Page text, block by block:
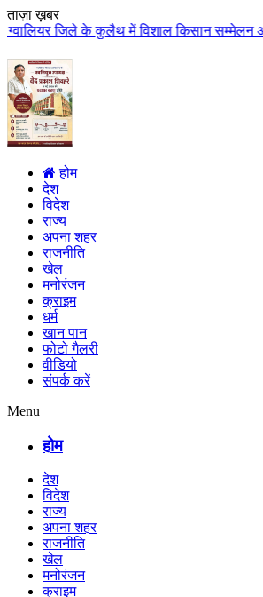
ताज़ा ख़बर
किसान सम्मेलन आयोजित लगभग
होम
देश
विदेश
राज्य
अपना शहर
राजनीति
खेल
मनोरंजन
क्राइम
धर्म
खान पान
फोटो गैलरी
वीडियो
संपर्क करें
Menu
होम
देश
विदेश
राज्य
अपना शहर
राजनीति
खेल
मनोरंजन
क्राइम